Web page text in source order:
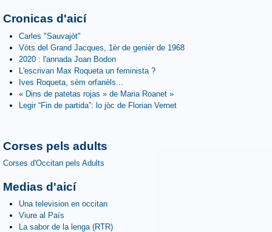
Cronicas d'aicí
Carles "Sauvajòt"
Vòts del Grand Jacques, 1èr de genièr de 1968
2020 : l'annada Joan Bodon
L'escrivan Max Roqueta un feminista ?
Ives Roqueta, sèm orfanèls...
« Dins de patetas rojas » de Maria Roanet »
Legir “Fin de partida”: lo jòc de Florian Vernet
Corses pels adults
Corses d'Occitan pels Adults
Medias d'aicí
Una television en occitan
Viure al País
La sabor de la lenga (RTR)